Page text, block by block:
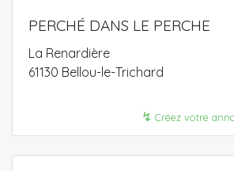
PERCHÉ DANS LE PERCHE
La Renardière
61130 Bellou-le-Trichard
↯ Créez votre